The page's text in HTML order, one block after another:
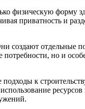
физическую форму
приватность и
создают отдельные
но и
к